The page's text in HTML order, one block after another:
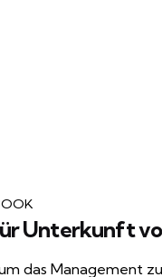
Unterkunft
das Management zu